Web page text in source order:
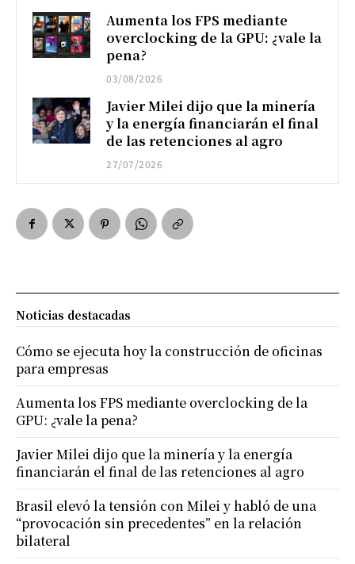
Aumenta los FPS mediante
overclocking de la GPU: ¿vale la
pena?
03/08/2026
Javier Milei dijo que la minería
y la energía financiarán el final
de las retenciones al agro
27/07/2026
Noticias destacadas
Cómo se ejecuta hoy la construcción de oficinas
para empresas
Aumenta los FPS mediante overclocking de la
GPU: ¿vale la pena?
Javier Milei dijo que la minería y la energía
financiarán el final de las retenciones al agro
Brasil elevó la tensión con Milei y habló de una
“provocación sin precedentes” en la relación
bilateral